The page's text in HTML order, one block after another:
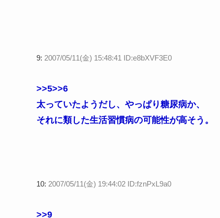
9: 2007/05/11(金) 15:48:41 ID:e8bXVF3E0
>>5>>6
太っていたようだし、やっぱり糖尿病か、
それに類した生活習慣病の可能性が高そう。
10: 2007/05/11(金) 19:44:02 ID:fznPxL9a0
>>9